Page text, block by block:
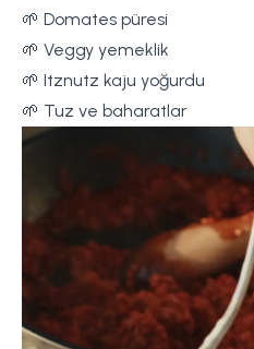
🌱 Domates püresi
🌱 Veggy yemeklik
🌱 Itznutz kaju yoğurdu
🌱 Tuz ve baharatlar